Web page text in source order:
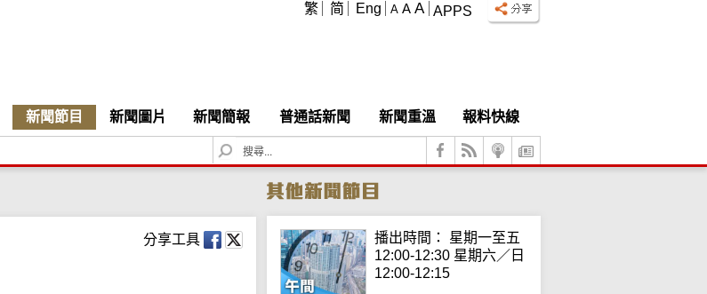
APPS
A A A
繁 简 Eng
新聞節目 新聞圖片 新聞簡報 普通話新聞 新聞重溫
報料快線
S
e
c
h
分享工具
播出時間： 星期一至五
12:00-12:30 星期六／日
12:00-12:15